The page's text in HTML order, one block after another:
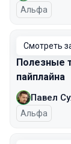
Альфа
Смотреть
Полезные
пайплайна
Павел
Альфа